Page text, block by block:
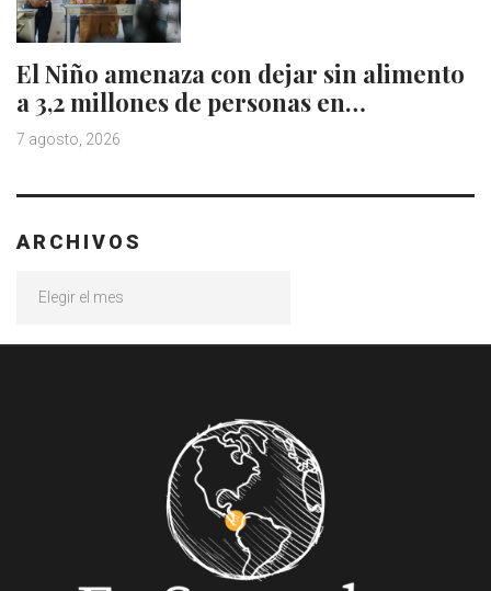
El Niño amenaza con dejar sin alimento
a 3,2 millones de personas en…
7 agosto, 2026
ARCHIVOS